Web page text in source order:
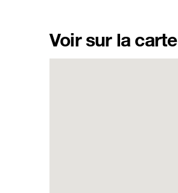
Voir sur la carte